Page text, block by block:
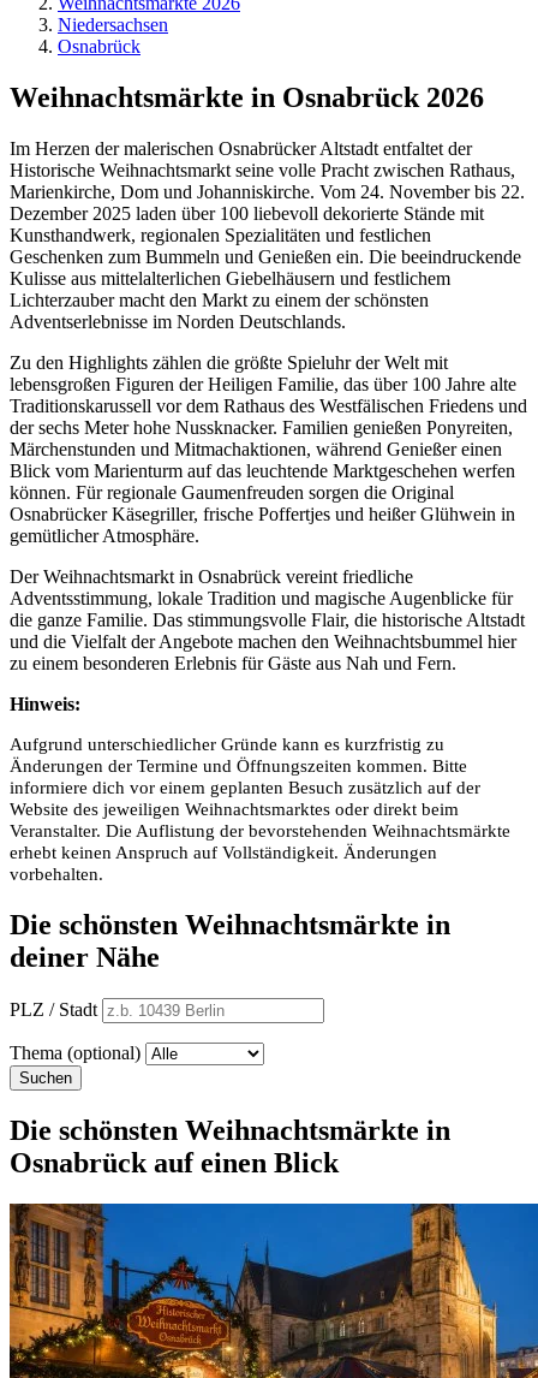
Niedersachsen
Osnabrück
Weihnachtsmärkte in Osnabrück 2026
Im Herzen der malerischen Osnabrücker Altstadt entfaltet der
Historische Weihnachtsmarkt seine volle Pracht zwischen Rathaus,
Marienkirche, Dom und Johanniskirche. Vom 24. November bis 22.
Dezember 2025 laden über 100 liebevoll dekorierte Stände mit
Kunsthandwerk, regionalen Spezialitäten und festlichen
Geschenken zum Bummeln und Genießen ein. Die beeindruckende
Kulisse aus mittelalterlichen Giebelhäusern und festlichem
Lichterzauber macht den Markt zu einem der schönsten
Adventserlebnisse im Norden Deutschlands.
Zu den Highlights zählen die größte Spieluhr der Welt mit
lebensgroßen Figuren der Heiligen Familie, das über 100 Jahre alte
Traditionskarussell vor dem Rathaus des Westfälischen Friedens und
der sechs Meter hohe Nussknacker. Familien genießen Ponyreiten,
Märchenstunden und Mitmachaktionen, während Genießer einen
Blick vom Marienturm auf das leuchtende Marktgeschehen werfen
können. Für regionale Gaumenfreuden sorgen die Original
Osnabrücker Käsegriller, frische Poffertjes und heißer Glühwein in
gemütlicher Atmosphäre.
Der Weihnachtsmarkt in Osnabrück vereint friedliche
Adventsstimmung, lokale Tradition und magische Augenblicke für
die ganze Familie. Das stimmungsvolle Flair, die historische Altstadt
und die Vielfalt der Angebote machen den Weihnachtsbummel hier
zu einem besonderen Erlebnis für Gäste aus Nah und Fern.
Hinweis:
Aufgrund unterschiedlicher Gründe kann es kurzfristig zu
Änderungen der Termine und Öffnungszeiten kommen. Bitte
informiere dich vor einem geplanten Besuch zusätzlich auf der
Website des jeweiligen Weihnachtsmarktes oder direkt beim
Veranstalter. Die Auflistung der bevorstehenden Weihnachtsmärkte
erhebt keinen Anspruch auf Vollständigkeit. Änderungen
vorbehalten.
Die schönsten Weihnachtsmärkte in
deiner Nähe
PLZ / Stadt
Thema (optional)
Suchen
Die schönsten Weihnachtsmärkte in
Osnabrück auf einen Blick